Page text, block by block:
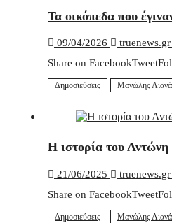
Τα οικόπεδα που
09/04/2026 truenews.gr
Share on
Δημοσιεύσεις Μανώλης
Η ιστορία του Αντώνη
21/06/2025 truenews.gr
Share on
Δημοσιεύσεις Μανώλης